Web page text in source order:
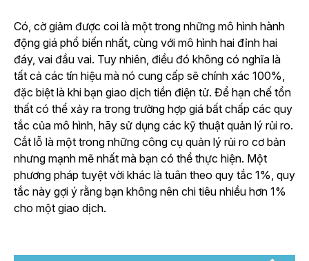
Có, cờ giảm được coi là một trong những mô hình hành
động giá phổ biến nhất, cùng với mô hình hai đỉnh hai
đáy, vai đầu vai. Tuy nhiên, điều đó không có nghĩa là
tất cả các tín hiệu mà nó cung cấp sẽ chính xác 100%,
đặc biệt là khi bạn giao dịch tiền điện tử. Để hạn chế tổn
thất có thể xảy ra trong trường hợp giá bất chấp các quy
tắc của mô hình, hãy sử dụng các kỹ thuật quản lý rủi ro.
Cắt lỗ là một trong những công cụ quản lý rủi ro cơ bản
nhưng mạnh mẽ nhất mà bạn có thể thực hiện. Một
phương pháp tuyệt vời khác là tuân theo quy tắc 1%, quy
tắc này gợi ý rằng bạn không nên chi tiêu nhiều hơn 1%
cho một giao dịch.